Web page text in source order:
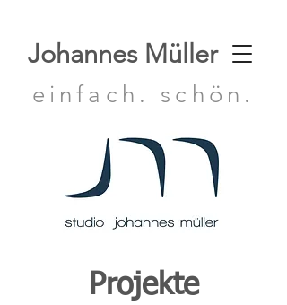
einfach. schön.
Johannes Müller
Projekte